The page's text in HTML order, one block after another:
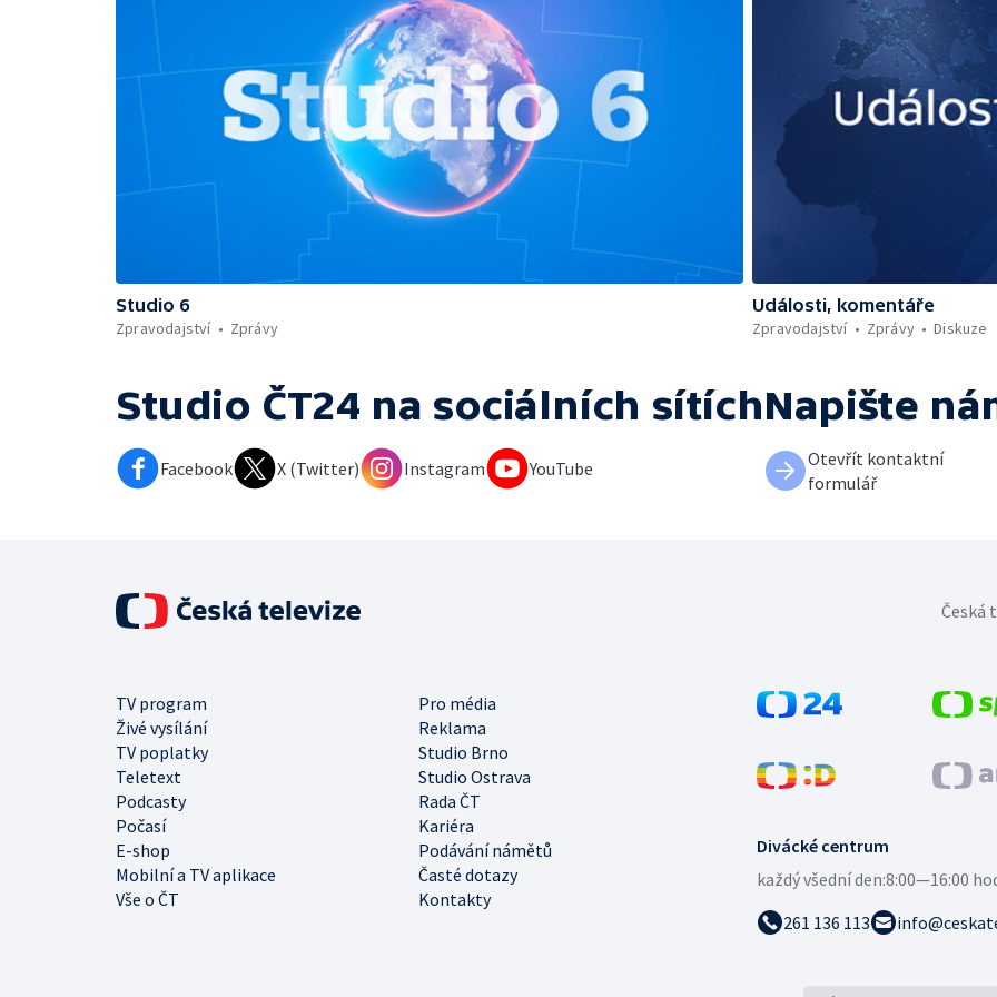
Studio 6
Zpravodajství
Zprávy
Události, komentáře
Zpravodajství
Zprávy Diskuze
Studio ČT24 na sociálních sítích
Facebook X (Twitter) Instagram YouTube
Napište
Otevřít kontaktní
formulář
Divácké centrum
každý všední den:8:00—16:00
261 136 113
TV program
Pro média
Živé vysílání
Reklama
TV poplatky
Studio Brno
Teletext
Studio Ostrava
Podcasty
Rada ČT
Počasí
Kariéra
E-shop
Podávání námětů
Mobilní a TV aplikace
Časté dotazy
Vše o ČT
Kontakty
Česká